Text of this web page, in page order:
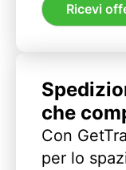
Ricevi
che
Con
per lo